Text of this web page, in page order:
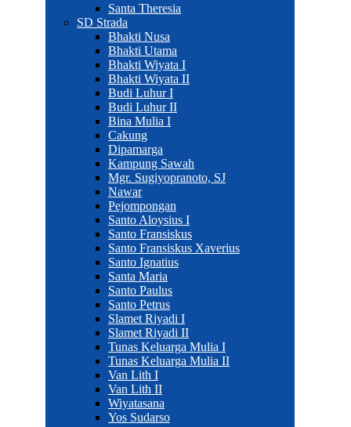
Santa Theresia
SD Strada
Bhakti Nusa
Bhakti Utama
Bhakti Wiyata I
Bhakti Wiyata II
Budi Luhur I
Budi Luhur II
Bina Mulia I
Cakung
Dipamarga
Kampung Sawah
Mgr. Sugiyopranoto, SJ
Nawar
Pejompongan
Santo Aloysius I
Santo Fransiskus
Santo Fransiskus Xaverius
Santo Ignatius
Santa Maria
Santo Paulus
Santo Petrus
Slamet Riyadi I
Slamet Riyadi II
Tunas Keluarga Mulia I
Tunas Keluarga Mulia II
Van Lith I
Van Lith II
Wiyatasana
Yos Sudarso